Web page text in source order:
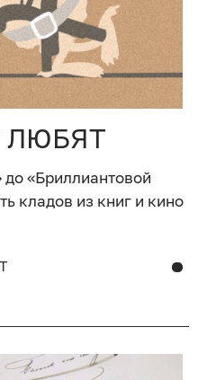
ЛЮБЯТ
«Бриллиантовой
кладов из книг и кино